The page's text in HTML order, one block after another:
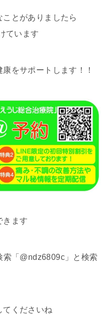
とがありましたら
ています
をサポートします！！
きます
索「@ndz6809c」と検索
くださいね